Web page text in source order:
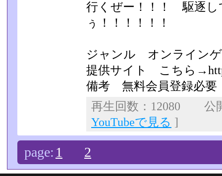
行くぜー！！！ 駆逐し
ぅ！！！！！！
ジャンル オンライン
提供サイト こちら
備考 無料会員登録必要
再生回数：12080 公
YouTubeで見る ]
page: 1 2